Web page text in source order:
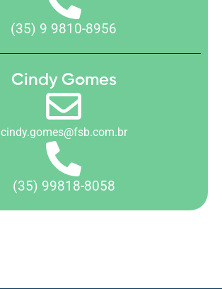
(35) 9 9810-8956
Cindy Gomes
cindy.gomes@fsb.com.br
(35) 99818-8058